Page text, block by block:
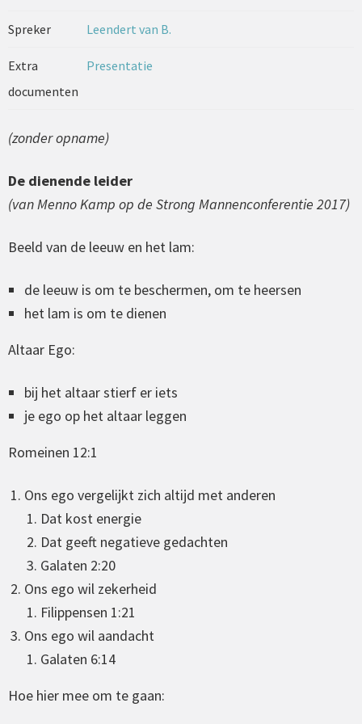
Spreker Leendert van B.
Extra
documenten
Presentatie
(zonder opname)
De dienende leider
(van Menno Kamp op de Strong Mannenconferentie 2017)
Beeld van de leeuw en het lam:
de leeuw is om te beschermen, om te heersen
het lam is om te dienen
Altaar Ego:
bij het altaarstierf er iets
je ego op het altaar leggen
Romeinen 12:1
Ons ego vergelijkt zich altijd met anderen
Dat kost energie
Dat geeft negatieve gedachten
Galaten 2:20
Ons ego wil zekerheid
Filippensen 1:21
Ons ego wil aandacht
Galaten 6:14
Hoe hier mee om te gaan: